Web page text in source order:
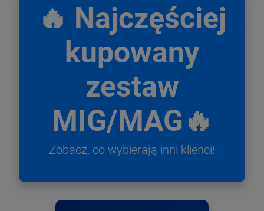
🔥 Najczęściej
kupowany
zestaw
MIG/MAG🔥
Zobacz, co wybierają inni klienci!